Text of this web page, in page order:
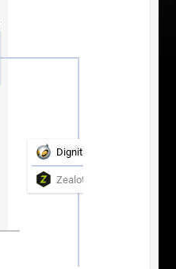
Dignitas
Zealots